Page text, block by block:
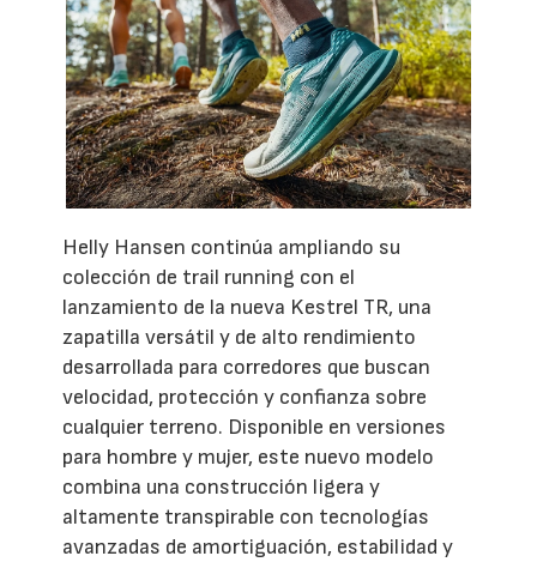
Helly Hansen continúa ampliando su
colección de trail running con el
lanzamiento de la nueva Kestrel TR, una
zapatilla versátil y de alto rendimiento
desarrollada para corredores que buscan
velocidad, protección y confianza sobre
cualquier terreno. Disponible en versiones
para hombre y mujer, este nuevo modelo
combina una construcción ligera y
altamente transpirable con tecnologías
avanzadas de amortiguación, estabilidad y